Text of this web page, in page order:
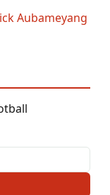
Aubameyang